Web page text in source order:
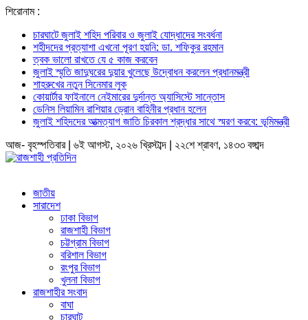
শিরোনাম :
চারঘাটে জুলাই শহিদ পরিবার ও জুলাই যোদ্ধাদের সংবর্ধনা
শহীদদের প্রত্যাশা এখনো পূরণ হয়নি: ডা. শফিকুর রহমান
ত্বক ভালো রাখতে যে ৫ কাজ করবেন
জুলাই স্মৃতি জাদুঘরের দুয়ার খুলেছে উদ্বোধন করলেন প্রধানমন্ত্রী
শাহরুখের নতুন সিনেমার লুক
কোয়ার্টার ফাইনালে নেইমারের দুর্দান্ত অ্যাসিস্টে সান্তোস
ডেনিস লিয়ামিন রাশিয়ার ড্রোন বাহিনীর প্রধান হলেন
জুলাই শহিদদের আত্মত্যাগ জাতি চিরকাল শ্রদ্ধার সাথে স্মরণ করবে: ভূমিমন্ত্রী
আজ- বৃহস্পতিবার | ৬ই আগস্ট, ২০২৬ খ্রিস্টাব্দ | ২২শে শ্রাবণ, ১৪৩৩ বঙ্গাব্দ
জাতীয়
সারাদেশ
ঢাকা বিভাগ
রাজশাহী বিভাগ
চট্টগ্রাম বিভাগ
বরিশাল বিভাগ
রংপুর বিভাগ
খুলনা বিভাগ
রাজশাহীর সংবাদ
বাঘা
চারঘাট